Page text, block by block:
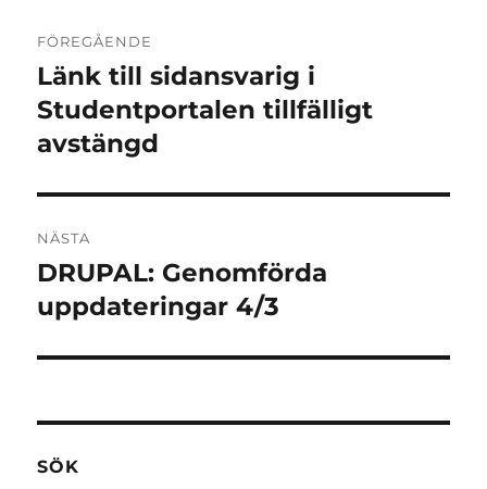
FÖREGÅENDE
Föregående
inlägg:
Länk till sidansvarig i
Studentportalen tillfälligt
avstängd
NÄSTA
Nästa
inlägg:
DRUPAL: Genomförda
uppdateringar 4/3
SÖK